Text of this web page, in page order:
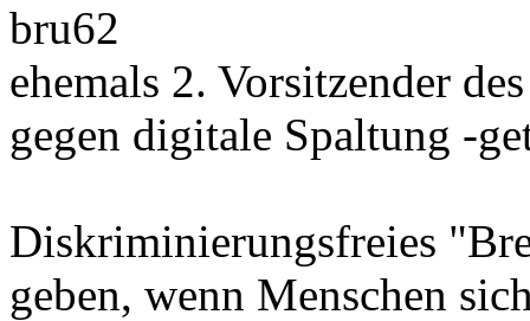
bru62
ehemals 2. Vorsitzender
gegen digitale Spaltung -
Diskriminierungsfreies
geben, wenn Menschen